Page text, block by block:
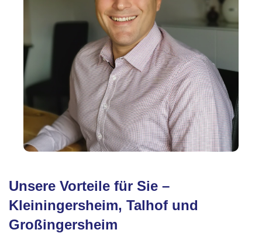
Unsere Vorteile für Sie –
Kleiningersheim, Talhof und
Großingersheim